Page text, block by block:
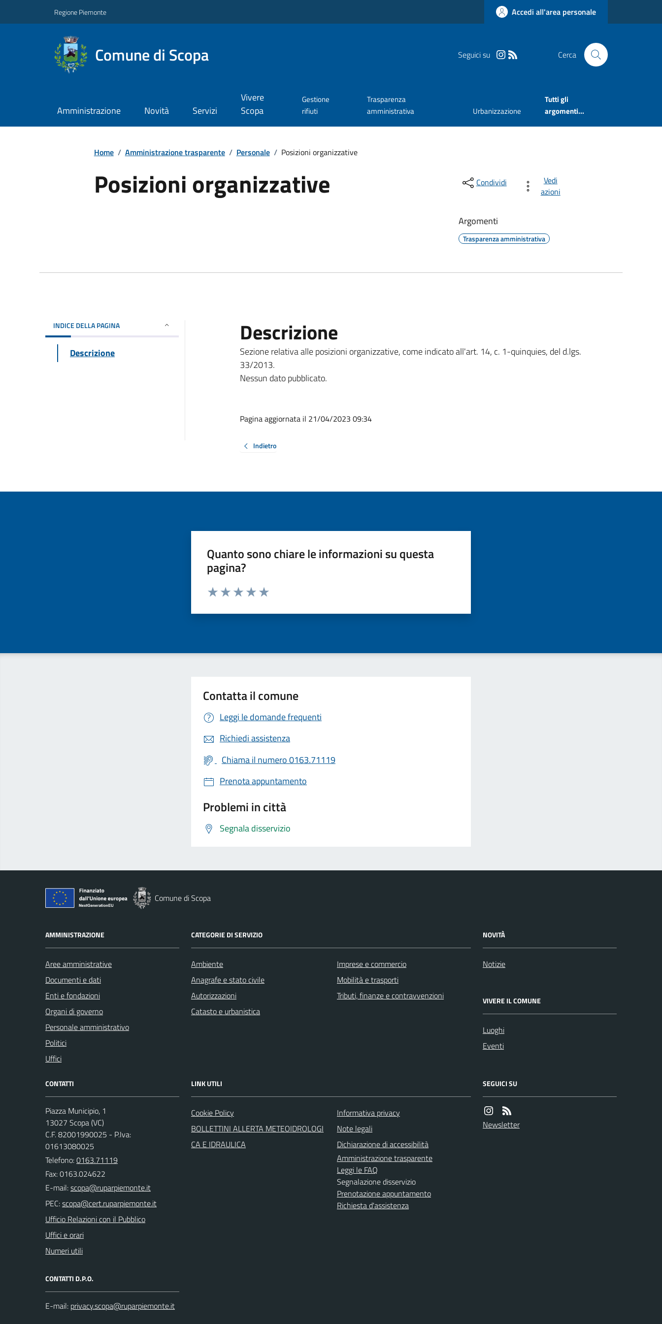
Regione Piemonte Accedi all'area personale
Comune di Scopa Seguici su Cerca
Amministrazione Novità Servizi
Vivere
Scopa
Gestione
rifiuti
Trasparenza
amministrativa
Urbanizzazione
Tutti gli
argomenti...
Home / Amministrazione trasparente / Personale / Posizioni organizzative
Posizioni organizzative Condividi
Vedi
azioni
Argomenti
Trasparenza amministrativa
INDICE DELLA PAGINA
Descrizione
Descrizione
Sezione relativa alle posizioni organizzative, come indicato all'art. 14, c. 1-quinquies, del d.lgs.
33/2013.
Nessun dato pubblicato.
Pagina aggiornata il 21/04/2023 09:34
Indietro
Quanto sono chiare le informazioni su questa
pagina?
Valuta da 1 a 5 stelle la pagina
Contatta il comune
Leggi le domande frequenti
Richiedi assistenza
Chiama il numero 0163.71119
Prenota appuntamento
Problemi in città
Segnala disservizio
Comune di Scopa
AMMINISTRAZIONE
Aree amministrative
Documenti e dati
Enti e fondazioni
Organi di governo
Personale amministrativo
Politici
Uffici
CATEGORIE DI SERVIZIO
Ambiente
Anagrafe e stato civile
Autorizzazioni
Catasto e urbanistica
Imprese e commercio
Mobilità e trasporti
Tributi, finanze e contravvenzioni
NOVITÀ
Notizie
VIVERE IL COMUNE
Luoghi
Eventi
CONTATTI
Piazza Municipio, 1
13027 Scopa (VC)
C.F. 82001990025 - P.Iva:
01613080025
Telefono:0163.71119
Fax: 0163.024622
E-mail:
PEC:
Ufficio Relazioni con il Pubblico
Uffici e orari
Numeri utili
CONTATTI D.P.O.
E-mail:
LINK UTILI
Cookie Policy
BOLLETTINI ALLERTA METEOIDROLOGI
CA E IDRAULICA
Informativa privacy
Note legali
Dichiarazione di accessibilità
Amministrazione trasparente
Leggi le FAQ
Segnalazione disservizio
Prenotazione appuntamento
Richiesta d'assistenza
SEGUICI SU
Newsletter